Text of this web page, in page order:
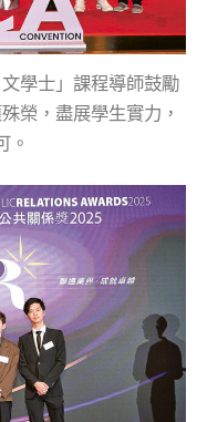
學士」課程導師鼓勵
榮，盡展學生實力，
。